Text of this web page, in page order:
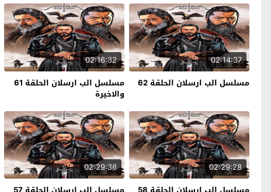
02:14:37
مسلسل الب ارسلان الحلقة 62
02:16:32
مسلسل الب ارسلان الحلقة 61
والاخيرة
02:29:28
02:29:36